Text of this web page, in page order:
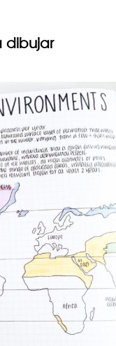
dibujar